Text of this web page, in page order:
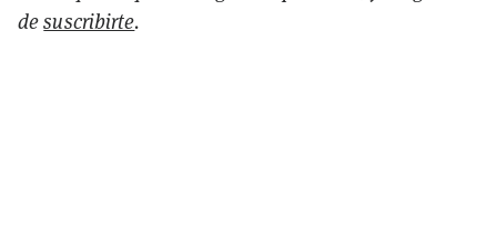
desuscribirte.